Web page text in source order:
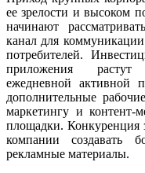
ее зрелости и высоком
начинают
канал для
потребителей.
приложения растут
ежедневной активной
дополнительные
маркетингу и контент-
площадки. Конкуренция
компании создавать
рекламные материалы.